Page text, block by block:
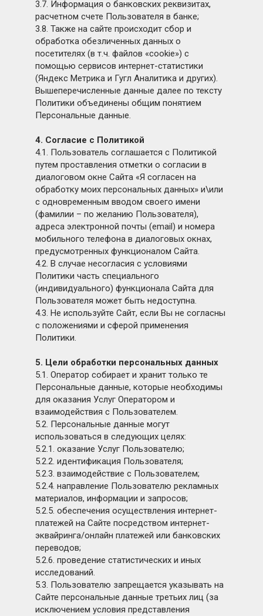
3.7. Информация о банковских реквизитах,
расчетном счете Пользователя в банке;
3.8. Также на сайте происходит сбор и
обработка обезличенных данных о
посетителях (в т.ч. файлов «cookie») с
помощью сервисов интернет-статистики
(Яндекс Метрика и Гугл Аналитика и других).
Вышеперечисленные данные далее по тексту
Политики объединены общим понятием
Персональные данные.
4. Согласие с Политикой
4.1. Пользователь соглашается с Политикой
путем проставления отметки о согласии в
диалоговом окне Сайта «Я согласен на
обработку моих персональных данных» и\или
с одновременным вводом своего имени
(фамилии – по желанию Пользователя),
адреса электронной почты (email) и номера
мобильного телефона в диалоговых окнах,
предусмотренных функционалом Сайта.
4.2. В случае несогласия с условиями
Политики часть специального
(индивидуального) функционала Сайта для
Пользователя может быть недоступна.
4.3. Не используйте Сайт, если Вы не согласны
с положениями и сферой применения
Политики.
5. Цели обработки персональных данных
5.1. Оператор собирает и хранит только те
Персональные данные, которые необходимы
для оказания Услуг Оператором и
взаимодействия с Пользователем.
5.2. Персональные данные могут
использоваться в следующих целях:
5.2.1. оказание Услуг Пользователю;
5.2.2. идентификация Пользователя;
5.2.3. взаимодействие с Пользователем;
5.2.4. направление Пользователю рекламных
материалов, информации и запросов;
5.2.5. обеспечения осуществления интернет-
платежей на Сайте посредством интернет-
эквайринга/онлайн платежей или банковских
переводов;
5.2.6. проведение статистических и иных
исследований.
5.3. Пользователю запрещается указывать на
Сайте персональные данные третьих лиц (за
исключением условия представления